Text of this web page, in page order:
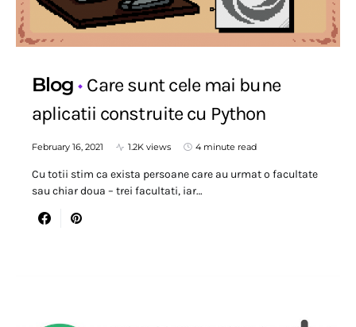
Blog
Care sunt cele mai bune
aplicatii construite cu Python
February 16, 2021 1.2K views 4 minute read
Cu totii stim ca exista persoane care au urmat o facultate
sau chiar doua – trei facultati, iar…